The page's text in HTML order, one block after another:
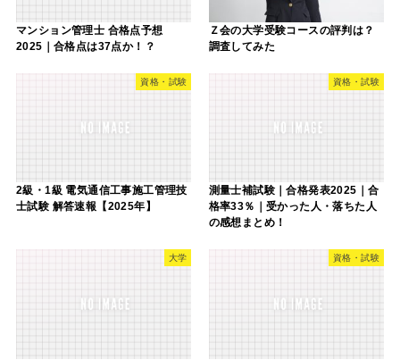
マンション管理士 合格点予想
2025｜合格点は37点か！？
Ｚ会の大学受験コースの評判は？
調査してみた
資格・試験
2級・1級 電気通信工事施工管理技
士試験 解答速報【2025年】
資格・試験
測量士補試験｜合格発表2025｜合
格率33％｜受かった人・落ちた人
の感想まとめ！
大学 資格・試験